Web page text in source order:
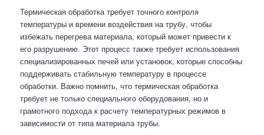
Термическая обработка требует точного контроля
температуры и времени воздействия на трубу, чтобы
избежать перегрева материала, который может привести к
его разрушению. Этот процесс также требует использования
специализированных печей или установок, которые способны
поддерживать стабильную температуру в процессе
обработки. Важно помнить, что термическая обработка
требует не только специального оборудования, но и
грамотного подхода к расчету температурных режимов в
зависимости от типа материала трубы.